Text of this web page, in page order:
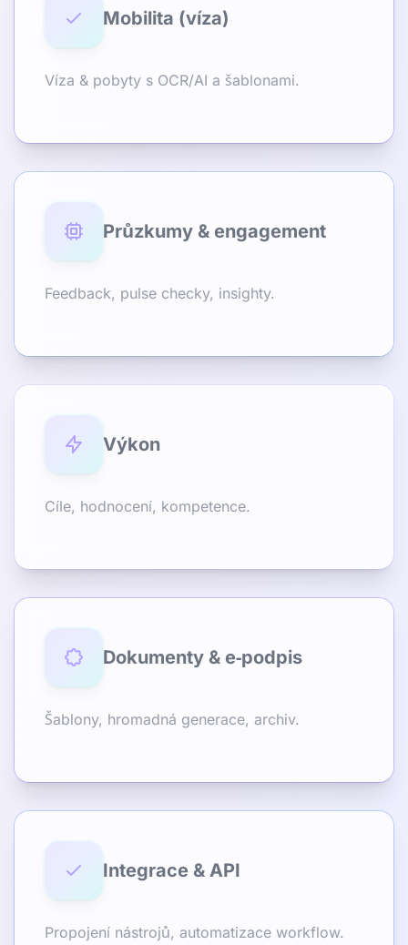
Mobilita (víza)
Víza & pobyty s OCR/AI a šablonami.
Průzkumy & engagement
Feedback, pulse checky, insighty.
Výkon
Cíle, hodnocení, kompetence.
Dokumenty & e‑podpis
Šablony, hromadná generace, archiv.
Integrace & API
Propojení nástrojů, automatizace workflow.